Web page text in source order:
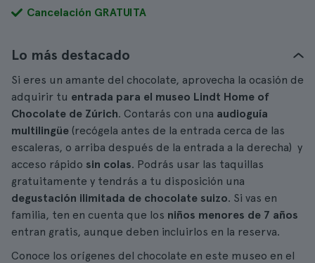
Cancelación GRATUITA
Lo más destacado
Si eres un amante del chocolate, aprovecha la ocasión de
adquirir tu entrada para el museo Lindt Home of
Chocolate de Zúrich. Contarás con una audioguía
multilingüe (recógela antes de la entrada cerca de las
escaleras, o arriba después de la entrada a la derecha) y
acceso rápido sin colas. Podrás usar las taquillas
gratuitamente y tendrás a tu disposición una
degustación ilimitada de chocolate suizo. Si vas en
familia, ten en cuenta que los niños menores de 7 años
entran gratis, aunque deben incluirlos en la reserva.
Conoce los orígenes del chocolate en este museo en el